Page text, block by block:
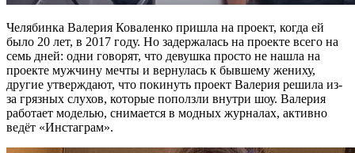
Челябинка Валерия Коваленко пришла на проект, когда ей
было 20 лет, в 2017 году. Но задержалась на проекте всего на
семь дней: одни говорят, что девушка просто не нашла на
проекте мужчину мечты и вернулась к бывшему жениху,
другие утверждают, что покинуть проект Валерия решила из-
за грязных слухов, которые поползли внутри шоу. Валерия
работает моделью, снимается в модных журналах, активно
ведёт «Инстаграм».